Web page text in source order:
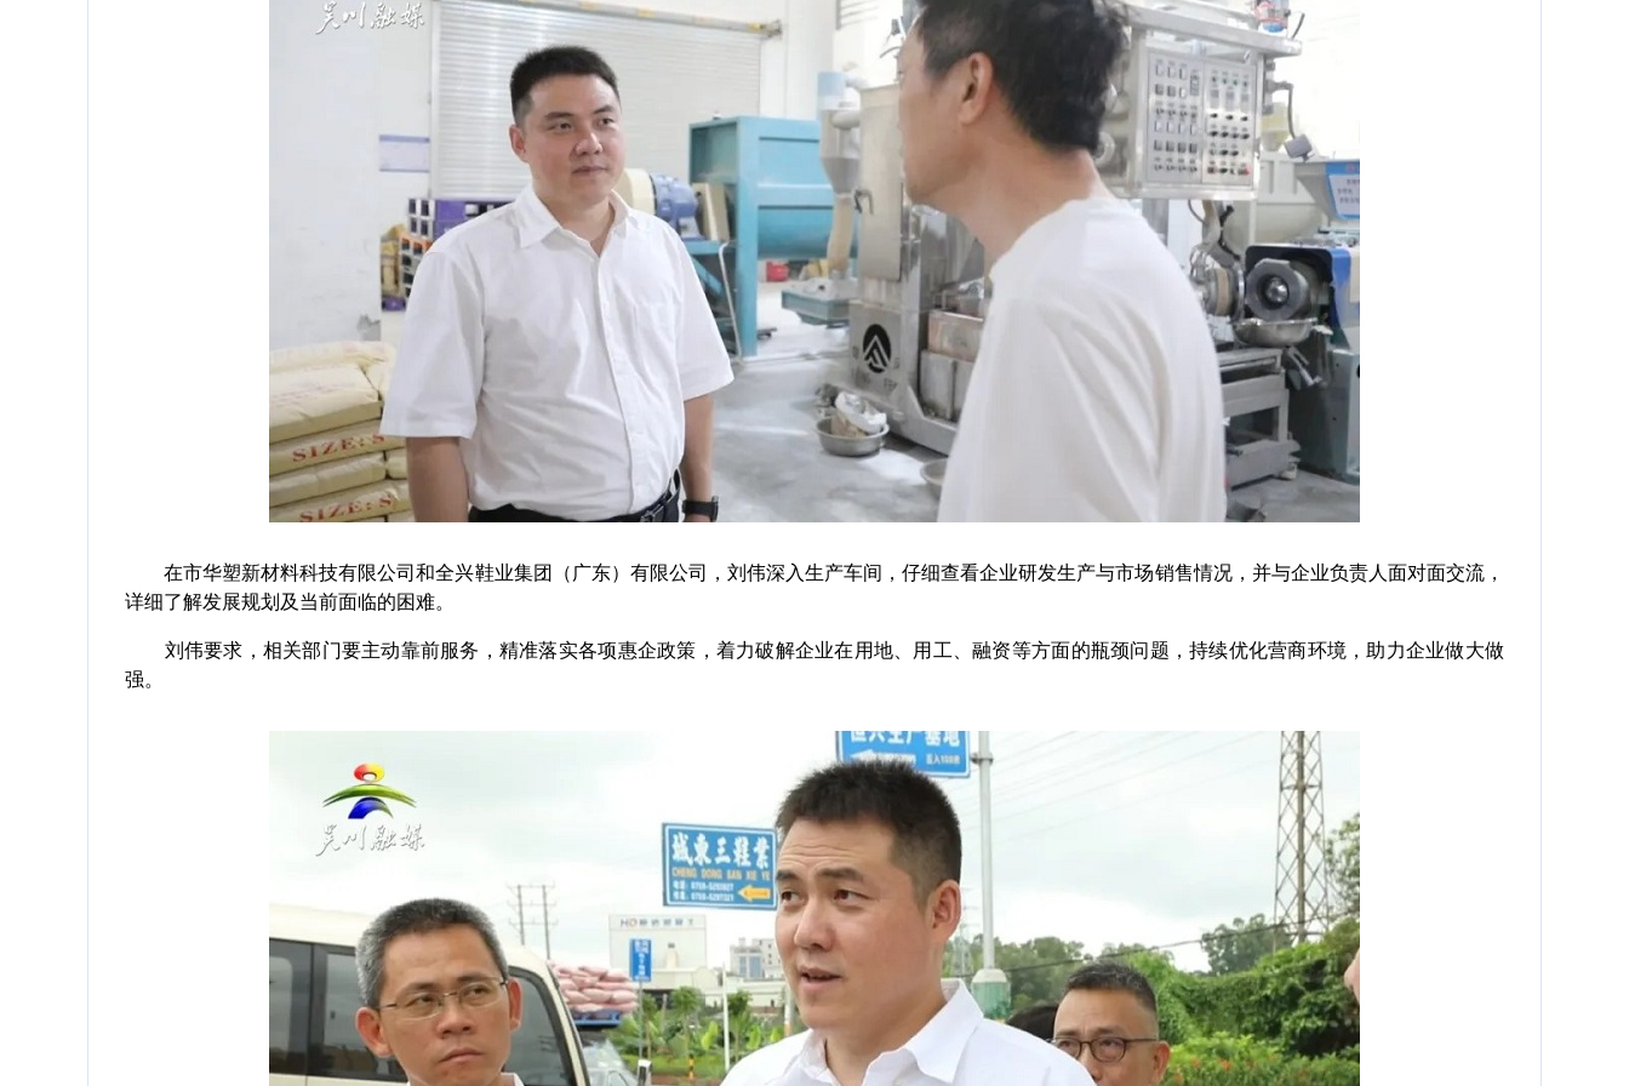
在市华塑新材料科技有限公司和全兴鞋业集团（广东）有限公司，刘伟深入生产车间，仔细查看企业研发生产与市场销售情况，并与企业负责人面对面交流，
详细了解发展规划及当前面临的困难。
刘伟要求，相关部门要主动靠前服务，精准落实各项惠企政策，着力破解企业在用地、用工、融资等方面的瓶颈问题，持续优化营商环境，助力企业做大做
强。